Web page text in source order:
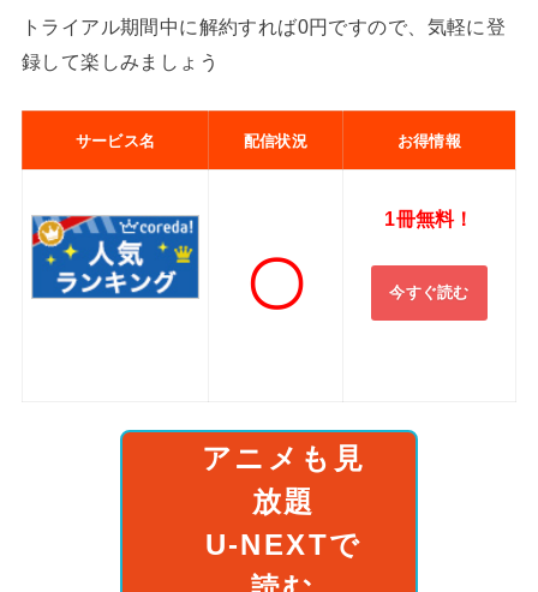
トライアル期間中に解約すれば0円ですので、気軽に登
録して楽しみましょう
サービス名 配信状況 お得情報
〇
1冊無料！
今すぐ読む
アニメも見
放題
U-NEXTで